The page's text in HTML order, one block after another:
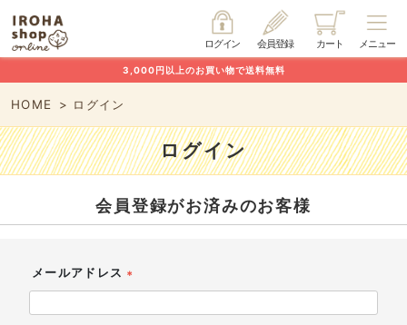
メニュー
カート
会員登録
ログイン
3,000円以上のお買い物で送料無料
HOME ログイン
ログイン
会員登録がお済みのお客様
メールアドレス
(必
須)